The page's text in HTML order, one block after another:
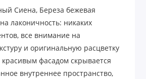
Сиена, Береза бежевая
лаконичность: никаких
все внимание на
и оригинальную расцветку
красивым фасадом скрывается
внутреннее пространство,